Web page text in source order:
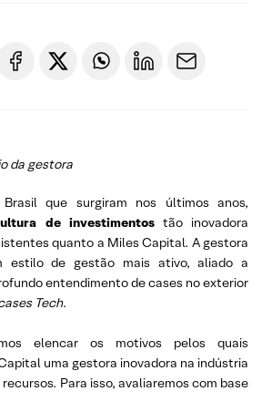
da gestora
que surgiram nos últimos anos,
de investimentostão inovadora
quanto a Miles Capital. A gestora
estilo de gestão mais ativo, aliado a
entendimento de cases no exterior
Tech.
elencar os motivos pelos quais
uma gestora inovadora na indústria
Para isso, avaliaremos com base